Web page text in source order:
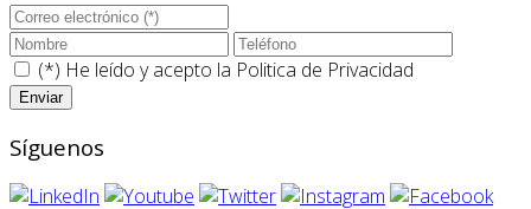
(*) He leído y acepto la Politica de Privacidad
Síguenos